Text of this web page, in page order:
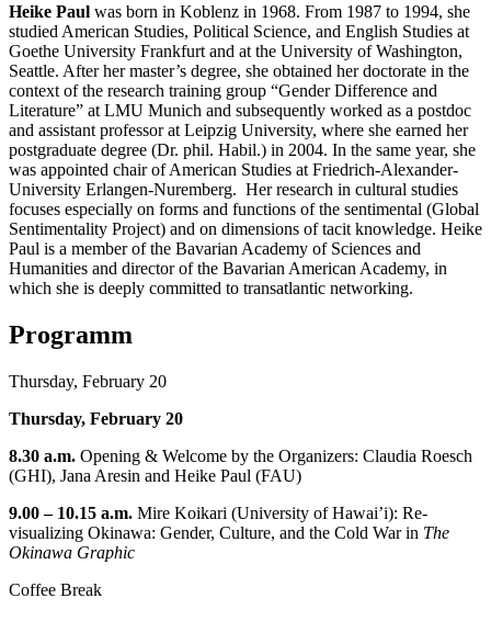
Heike Paul was born in Koblenz in 1968. From 1987 to 1994, she
studied American Studies, Political Science, and English Studies at
Goethe University Frankfurt and at the University of Washington,
Seattle. After her master’s degree, she obtained her doctorate in the
context of the research training group “Gender Difference and
Literature” at LMU Munich and subsequently worked as a postdoc
and assistant professor at Leipzig University, where she earned her
postgraduate degree (Dr. phil. Habil.) in 2004. In the same year, she
was appointed chair of American Studies at Friedrich-Alexander-
University Erlangen-Nuremberg. Her research in cultural studies
focuses especially on forms and functions of the sentimental (Global
Sentimentality Project) and on dimensions of tacit knowledge. Heike
Paul is a member of the Bavarian Academy of Sciences and
Humanities and director of the Bavarian American Academy, in
which she is deeply committed to transatlantic networking.
Programm
Thursday, February 20
Thursday, February 20
8.30 a.m. Opening & Welcome by the Organizers: Claudia Roesch
(GHI), Jana Aresin and Heike Paul (FAU)
9.00 – 10.15 a.m. Mire Koikari (University of Hawai’i): Re-
visualizing Okinawa: Gender, Culture, and the Cold War in The
Okinawa Graphic
Coffee Break